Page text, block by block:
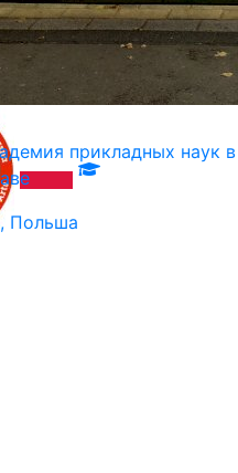
прикладных наук в
Польша